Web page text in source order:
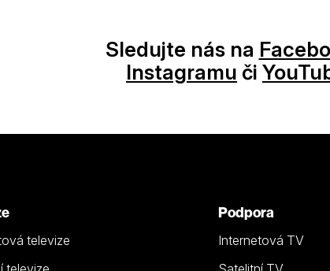
Sledujte nás na
Instagramu či
televize
Podpora
Internetová TV